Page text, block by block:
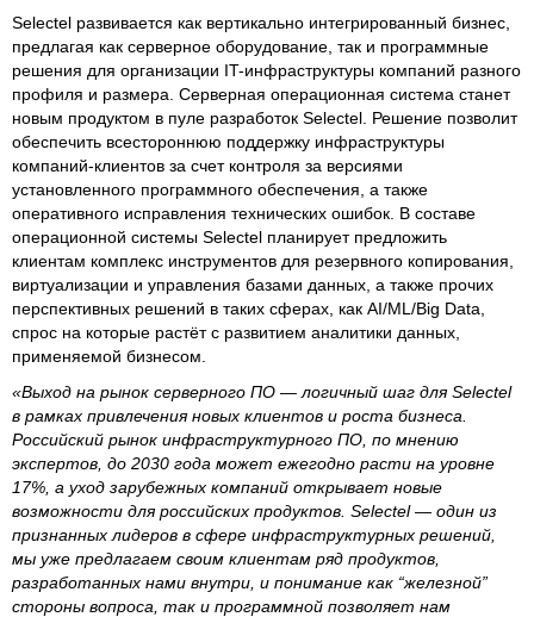
Selectel развивается как вертикально интегрированный бизнес,
предлагая как серверное оборудование, так и программные
решения для организации IT-инфраструктуры компаний разного
профиля и размера. Серверная операционная система станет
новым продуктом в пуле разработок Selectel. Решение позволит
обеспечить всестороннюю поддержку инфраструктуры
компаний-клиентов за счет контроля за версиями
установленного программного обеспечения, а также
оперативного исправления технических ошибок. В составе
операционной системы Selectel планирует предложить
клиентам комплекс инструментов для резервного копирования,
виртуализации и управления базами данных, а также прочих
перспективных решений в таких сферах, как AI/ML/Big Data,
спрос на которые растёт с развитием аналитики данных,
применяемой бизнесом.
«Выход на рынок серверного ПО — логичный шаг для Selectel
в рамках привлечения новых клиентов и роста бизнеса.
Российский рынок инфраструктурного ПО, по мнению
экспертов, до 2030 года может ежегодно расти на уровне
17%, а уход зарубежных компаний открывает новые
возможности для российских продуктов. Selectel — один из
признанных лидеров в сфере инфраструктурных решений,
мы уже предлагаем своим клиентам ряд продуктов,
разработанных нами внутри, и понимание как “железной”
стороны вопроса, так и программной позволяет нам